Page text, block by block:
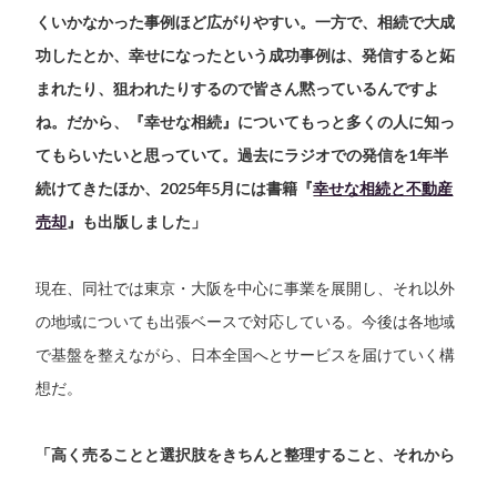
くいかなかった事例ほど広がりやすい。一方で、相続で大成
功したとか、幸せになったという成功事例は、発信すると妬
まれたり、狙われたりするので皆さん黙っているんですよ
ね。だから、『幸せな相続』についてもっと多くの人に知っ
てもらいたいと思っていて。過去にラジオでの発信を1年半
続けてきたほか、2025年5月には書籍『幸せな相続と不動産
売却』も出版しました」
現在、同社では東京・大阪を中心に事業を展開し、それ以外
の地域についても出張ベースで対応している。今後は各地域
で基盤を整えながら、日本全国へとサービスを届けていく構
想だ。
「高く売ることと選択肢をきちんと整理すること、それから